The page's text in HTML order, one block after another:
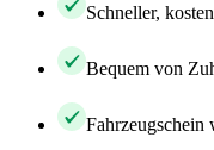
Schneller,
Bequem von